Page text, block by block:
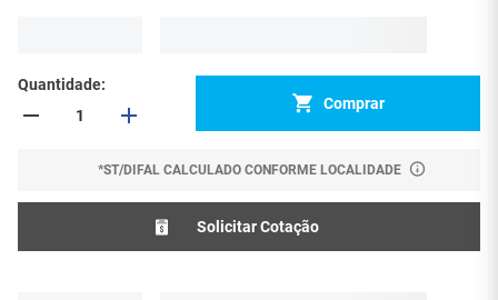
Quantidade
Comprar
*ST/DIFAL CALCULADO CONFORME LOCALIDADE
Solicitar Cotação